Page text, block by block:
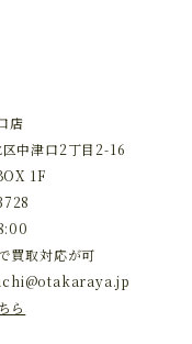
店
中津口2丁目2-16
1F
買取対応が可
ら